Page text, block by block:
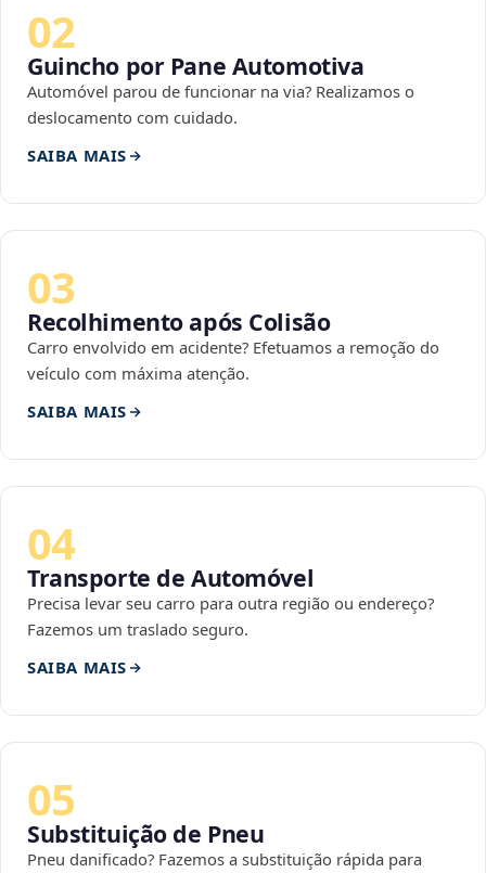
02
Guincho por Pane Automotiva
Automóvel parou de funcionar na via? Realizamos o
deslocamento com cuidado.
SAIBA MAIS
03
Recolhimento após Colisão
Carro envolvido em acidente? Efetuamos a remoção do
veículo com máxima atenção.
SAIBA MAIS
04
Transporte de Automóvel
Precisa levar seu carro para outra região ou endereço?
Fazemos um traslado seguro.
SAIBA MAIS
05
Substituição de Pneu
Pneu danificado? Fazemos a substituição rápida para